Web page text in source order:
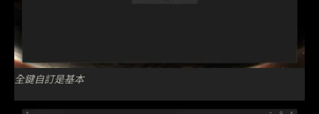
全鍵自訂是基本